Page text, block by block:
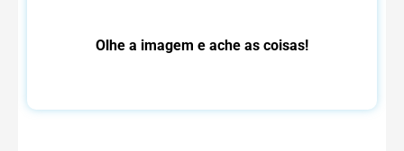
Olhe a imagem e ache as coisas!